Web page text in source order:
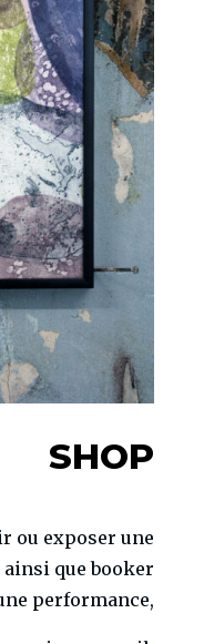
SHOP
ou exposer une
que booker
performance,